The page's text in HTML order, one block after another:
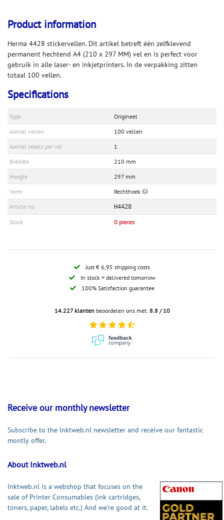
Product information
Herma 4428 stickervellen. Dit artikel betreft één zelfklevend
permanent hechtend A4 (210 x 297 MM) vel en is perfect voor
gebruik in alle laser- en inkjetprinters. In de verpakking zitten
totaal 100 vellen.
Specifications
Type
Origineel
Aantal vellen
100 vellen
Aantal labels per vel
1
Breedte
210 mm
Hoogte
297 mm
Vorm
Rechthoek
Article no
H4428
Stock 0 pieces
Just € 6,95 shipping costs
In stock = delivered tomorrow
100% Satisfaction guarantee
14.227 klantenbeoordelen ons met: 8.8 / 10
Receive our monthly newsletter
Subscribe to the Inktweb.nl newsletter and receive our fantastic
montly offer.
About Inktweb.nl
Inktweb.nl is a webshop that focuses on the
sale of Printer Consumables (ink cartridges,
toners, paper, labels etc.) And we're good at it.